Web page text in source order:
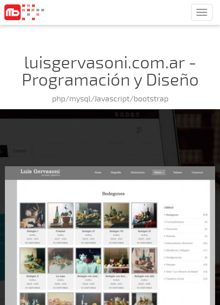
luisgervasoni.com.ar -
Programación y Diseño
php/mysql/Javascript/bootstrap